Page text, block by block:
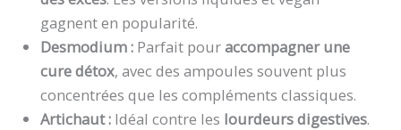
gagnent en popularité.
Desmodium : Parfait pouraccompagner une
cure détox, avec des ampoules souvent plus
concentrées que les compléments classiques.
Artichaut : Idéal contre les lourdeurs digestives.